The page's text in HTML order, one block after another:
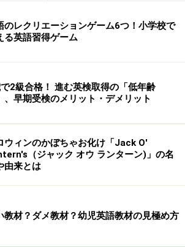
のレクリエーションゲーム6つ！小学校で
る英語習得ゲーム
2級合格！ 進む英検取得の「低年齢
、早期受検のメリット・デメリット
ウィンのかぼちゃお化け「Jack O'
（ジャック オウ ランターン)」の名
由来とは
教材？ダメ教材？幼児英語教材の見極め方